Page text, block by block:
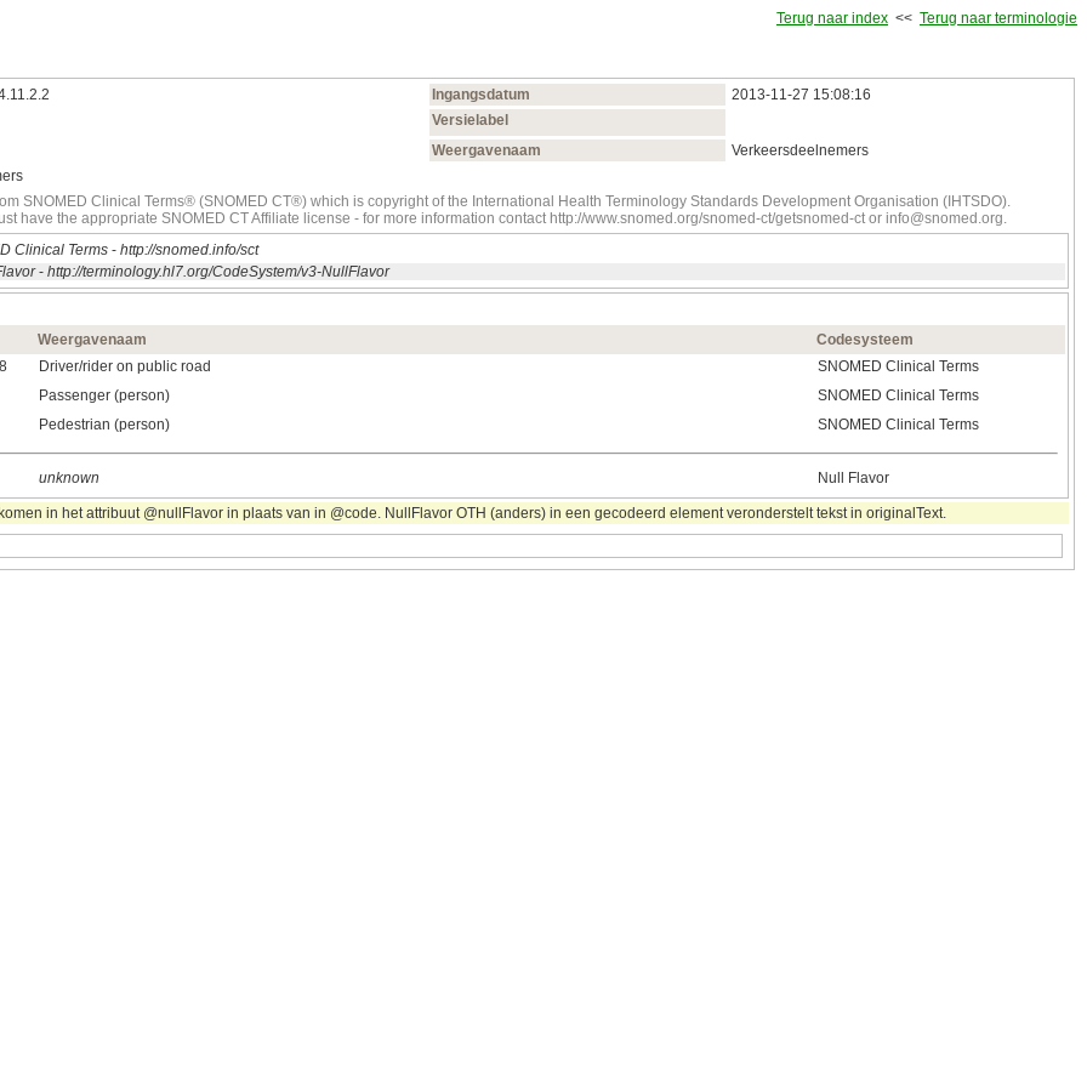
Terug naar index << Terug naar terminologie
Ingangsdatum
2013‑11‑27 15:08:16
Versielabel
Weergavenaam
Verkeersdeelnemers
SNOMED Clinical Terms® (SNOMED CT®) which is copyright of the International Health Terminology Standards Development Organisation (IHTSDO).
have the appropriate SNOMED CT Affiliate license - for more information contact http://www.snomed.org/snomed-ct/getsnomed-ct or info@snomed.org.
Clinical Terms - http://snomed.info/sct
- http://terminology.hl7.org/CodeSystem/v3-NullFlavor
Weergavenaam
Codesysteem
Driver/rider on public road
SNOMED Clinical Terms
Passenger (person)
SNOMED Clinical Terms
Pedestrian (person) SNOMED Clinical Terms
unknown Null Flavor
in het attribuut @nullFlavor in plaats van in @code. NullFlavor OTH (anders) in een gecodeerd element veronderstelt tekst in originalText.